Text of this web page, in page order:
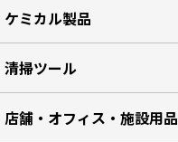
ケミカル製品
清掃ツール
店舗・オフィス・施設用品